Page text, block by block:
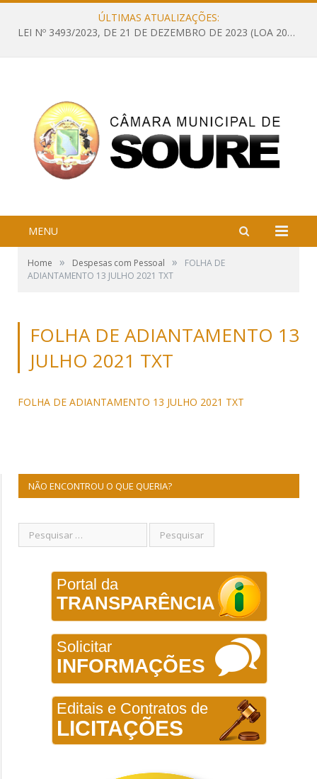
ÚLTIMAS ATUALIZAÇÕES:
LEI Nº 3493/2023, DE 21 DE DEZEMBRO DE 2023 (LOA 2024 – Estima a Receita e fixa a Despesa do Município de Soure, Estado do Pará, para o exercício financeiro de 2024)
MENU
Home » Despesas com Pessoal »
FOLHA DE
ADIANTAMENTO 13 JULHO 2021 TXT
FOLHA DE ADIANTAMENTO 13
JULHO 2021 TXT
FOLHA DE ADIANTAMENTO 13 JULHO 2021 TXT
NÃO ENCONTROU O QUE QUERIA?
Portal da
TRANSPARÊNCIA
Solicitar
INFORMAÇÕES
Editais e Contratos de
LICITAÇÕES